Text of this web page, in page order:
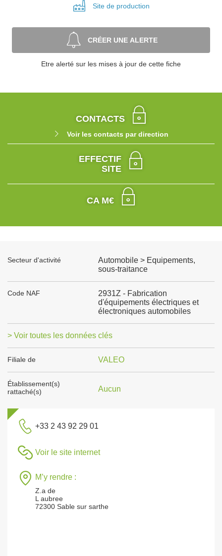
Site de production
CRÉER UNE ALERTE
Etre alerté sur les mises à jour de cette fiche
CONTACTS
Voir les contacts par direction
EFFECTIF
SITE
CA M€
Secteur d'activité
Automobile > Equipements,
sous-traitance
Code NAF
2931Z - Fabrication
d'équipements électriques et
électroniques automobiles
> Voir toutes les données clés
Filiale de VALEO
Établissement(s)
rattaché(s)
Aucun
+33 2 43 92 29 01
Voir le site internet
M’y rendre :
Z.a de
L aubree
72300 Sable sur sarthe